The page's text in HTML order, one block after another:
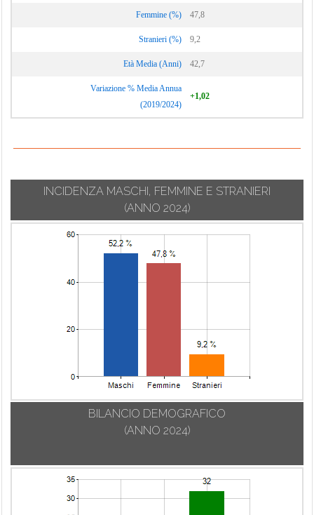
Femmine (%) 47,8
Stranieri (%) 9,2
Età Media (Anni) 42,7
Variazione % Media Annua
(2019/2024)
+1,02
INCIDENZA MASCHI, FEMMINE E STRANIERI
(ANNO 2024)
BILANCIO DEMOGRAFICO
(ANNO 2024)